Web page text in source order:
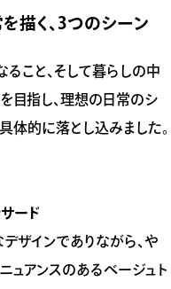
描く、3つのシーン
こと、そして暮らしの中
目指し、理想の日常のシ
体的に落とし込みました。
ード
ザインでありながら、や
ュアンスのあるベージュト